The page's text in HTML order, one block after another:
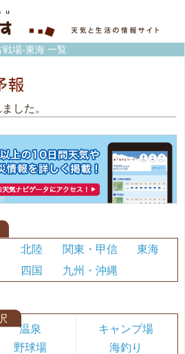
戦場-東海 一覧
した。
北陸 関東・甲信
東海
四国 九州・沖縄
温泉
野球場
キャンプ場
海釣り